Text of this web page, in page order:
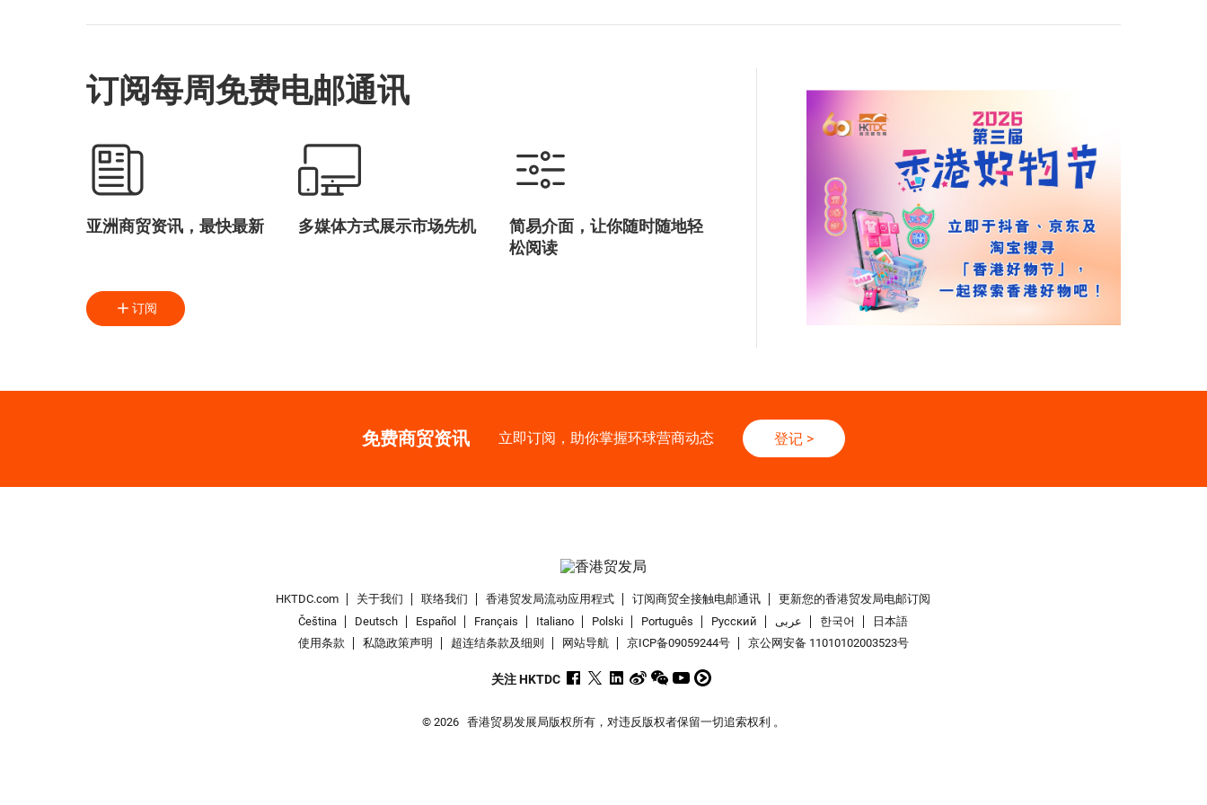
订阅每周免费电邮通讯
亚洲商贸资讯，最快最新 多媒体方式展示市场先机
简易介面，让你随时随地轻
松阅读
订阅
免费商贸资讯 立即订阅，助你掌握环球营商动态 登记>
HKTDC.com 关于我们 联络我们 香港贸发局流动应用程式 订阅商贸全接触电邮通讯
更新您的香港贸发局电邮订阅
Čeština
Deutsch Español Français Italiano Polski Português Pусский عربى 한국어
日本語
使用条款
私隐政策声明 超连结条款及细则 网站导航 京ICP备09059244号 京公网安备 11010102003523号
关注 HKTDC
© 2026 香港贸易发展局版权所有，对违反版权者保留一切追索权利 。